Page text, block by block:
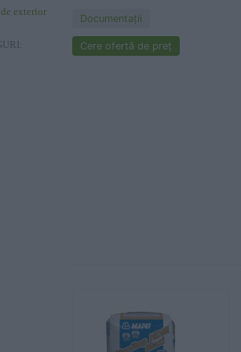
exterior
Documentaţii
Cere ofertă de preț